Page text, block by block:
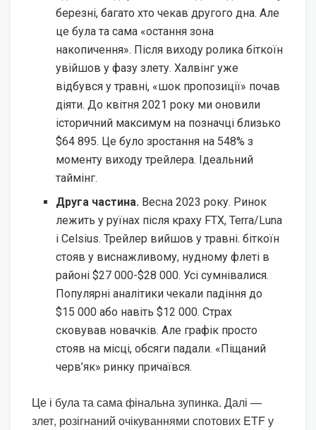
березні, багато хто чекав другого дна. Але
це була та сама «остання зона
накопичення». Після виходу ролика біткоїн
увійшов у фазу злету. Халвінг уже
відбувся у травні, «шок пропозиції» почав
діяти. До квітня 2021 року ми оновили
історичний максимум на позначці близько
$64 895. Це було зростання на 548% з
моменту виходу трейлера. Ідеальний
таймінг.
Друга частина. Весна 2023 року. Ринок
лежить у руїнах після краху FTX, Terra/Luna
і Celsius. Трейлер вийшов у травні. біткоїн
стояв у виснажливому, нудному флеті в
районі $27 000-$28 000. Усі сумнівалися.
Популярні аналітики чекали падіння до
$15 000 або навіть $12 000. Страх
сковував новачків. Але графік просто
стояв на місці, обсяги падали. «Піщаний
черв’як» ринку причаївся.
Це і була та сама фінальна зупинка. Далі —
злет, розігнаний очікуваннями спотових ETF у